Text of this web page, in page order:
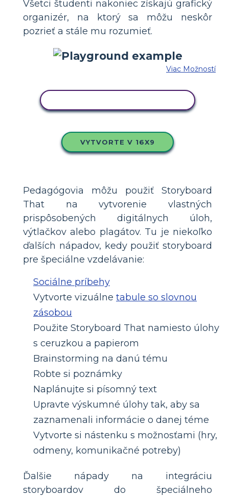
Všetci študenti nakoniec získajú grafický
organizér, na ktorý sa môžu neskôr
pozrieť a stále mu rozumieť.
Viac Možností
VYTVORTE V 16X9
Pedagógovia môžu použiť Storyboard
That na vytvorenie vlastných
prispôsobených digitálnych úloh,
výtlačkov alebo plagátov. Tu je niekoľko
ďalších nápadov, kedy použiť storyboard
pre špeciálne vzdelávanie:
Sociálne príbehy
Vytvorte vizuálne tabule so slovnou
zásobou
Použite Storyboard That namiesto úlohy
s ceruzkou a papierom
Brainstorming na danú tému
Robte si poznámky
Naplánujte si písomný text
Upravte výskumné úlohy tak, aby sa
zaznamenali informácie o danej téme
Vytvorte si nástenku s možnosťami (hry,
odmeny, komunikačné potreby)
Ďalšie nápady na integráciu
storyboardov do špeciálneho